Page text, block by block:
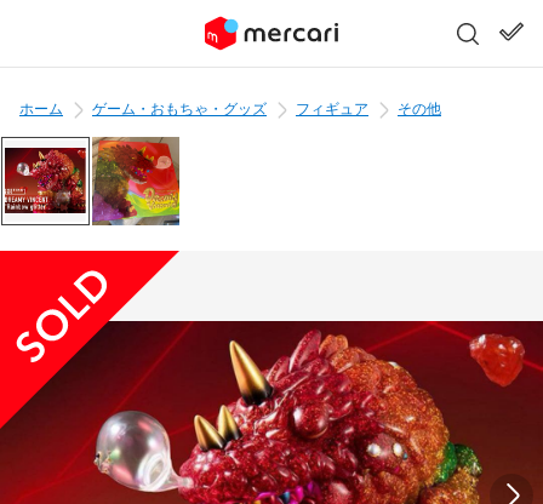
ホーム ゲーム・おもちゃ・グッズ フィギュア その他